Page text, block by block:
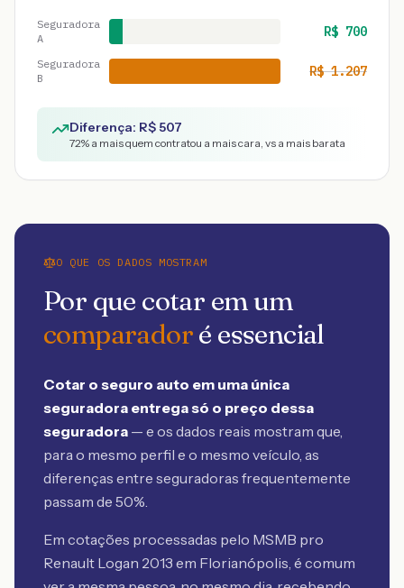
Seguradora
A
R$ 700
Seguradora
B
R$1.207
Diferença: R$507
72% a mais quem contratou a mais cara, vs a mais barata
O QUE OS DADOS MOSTRAM
Por que cotar em um
comparadoré essencial
Cotar o seguro auto em uma única
seguradora entrega só o preço dessa
seguradora — e os dados reais mostram que,
para o mesmo perfil e o mesmo veículo, as
diferenças entre seguradoras frequentemente
passam de 50%.
Em cotações processadas pelo MSMB pro
Renault Logan 2013 em Florianópolis, é comum